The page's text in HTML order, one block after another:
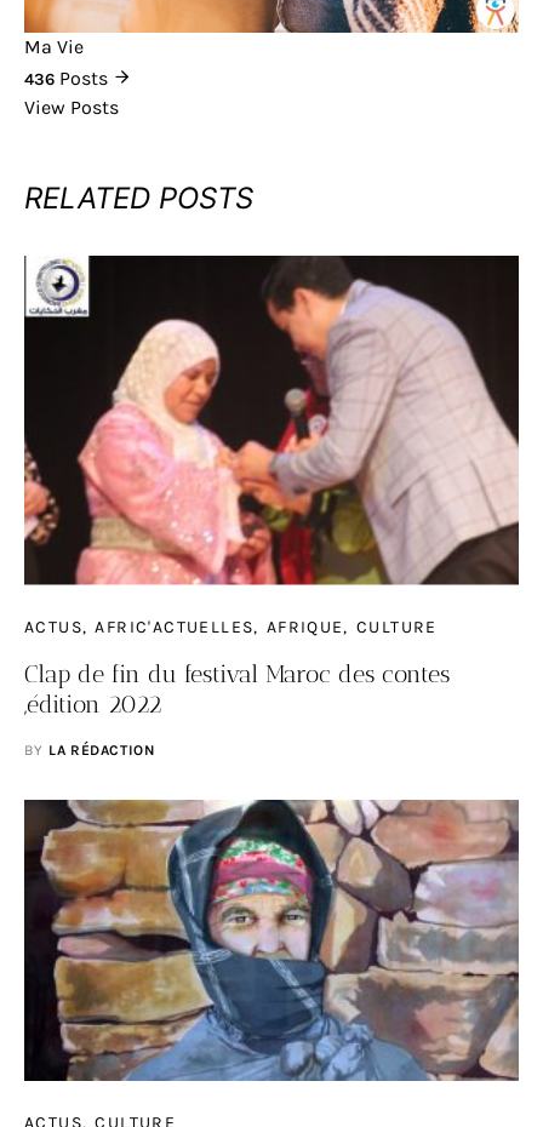
Ma Vie
436 Posts
View Posts
RELATED POSTS
ACTUS AFRIC'ACTUELLES AFRIQUE CULTURE
Clap de fin du festival Maroc des contes
,édition 2022
BY LA RÉDACTION
ACTUS CULTURE